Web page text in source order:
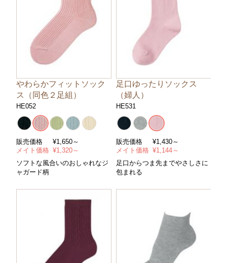
やわらかフィットソック
ス（同色２足組）
HE052
販売価格 ¥1,650～
メイト価格 ¥1,320～
ソフトな風合いのおしゃれなジ
ャガード柄
足口ゆったりソックス
（婦人）
HE531
販売価格 ¥1,430～
メイト価格 ¥1,144～
足口からつま先までやさしさに
包まれる